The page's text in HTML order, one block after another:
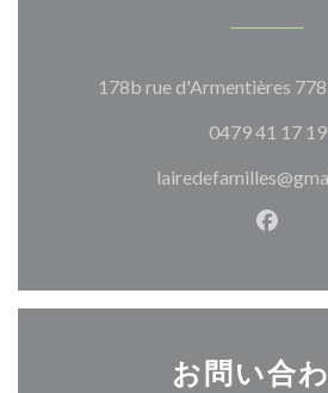
178b rue d'Armentières
0479 41 17 19
お問い合